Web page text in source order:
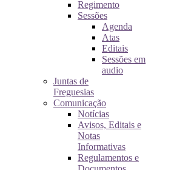
Regimento
Sessões
Agenda
Atas
Editais
Sessões em
audio
Juntas de
Freguesias
Comunicação
Notícias
Avisos, Editais e
Notas
Informativas
Regulamentos e